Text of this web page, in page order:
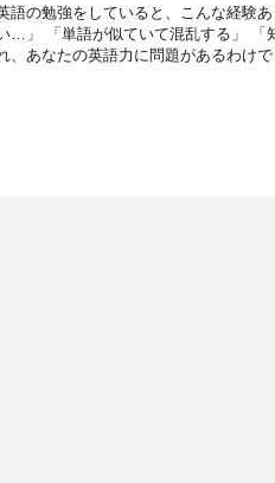
語の勉強をしていると、こんな経験
…」 「単語が似ていて混乱する」 「
、あなたの英語力に問題があるわけ